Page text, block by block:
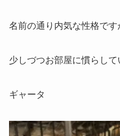
名前の通り内気な性格です
少しづつお部屋に慣らし
ギャータ